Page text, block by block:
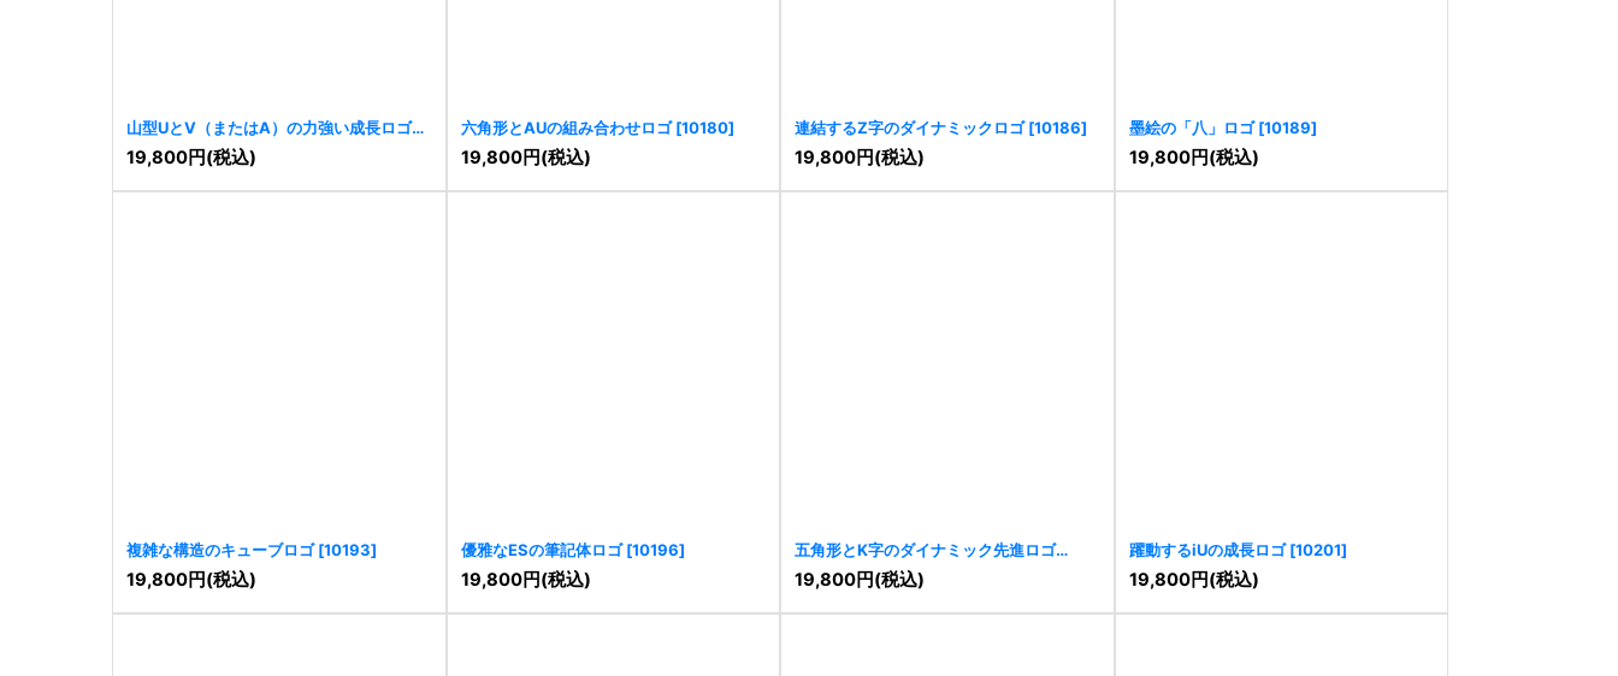
山型UとV（またはA）の力強い成長ロゴ
[10176]
19,800円(税込)
六角形とAUの組み合わせロゴ [10180]
19,800円(税込)
連結するZ字のダイナミックロゴ [10186]
19,800円(税込)
墨絵の「八」ロゴ [10189]
19,800円(税込)
複雑な構造のキューブロゴ [10193]
19,800円(税込)
優雅なESの筆記体ロゴ [10196]
19,800円(税込)
五角形とK字のダイナミック先進ロゴ
[10200]
19,800円(税込)
躍動するiUの成長ロゴ [10201]
19,800円(税込)